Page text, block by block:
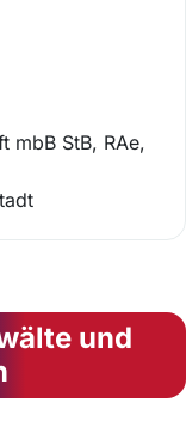
mbB StB, RAe,
und